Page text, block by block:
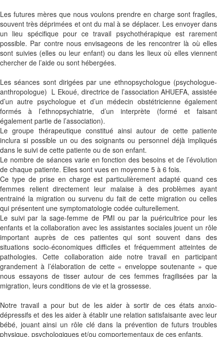
Les futures mères que nous voulons prendre en charge sont fragiles,
souvent très déprimées et ont du mal à se déplacer. Les envoyer dans
un lieu spécifique pour ce travail psychothérapique est rarement
possible. Par contre nous envisageons de les rencontrer là où elles
sont suivies (elles ou leur enfant) ou dans les lieux où elles viennent
chercher de l’aide ou sont hébergées.
Les séances sont dirigées par une ethnopsychologue (psychologue-
anthropologue) L Ekoué, directrice de l’association AHUEFA, assistée
d’un autre psychologue et d’un médecin obstétricienne également
formés à l’ethnopsychiatrie, d’un interprète (formé et faisant
également partie de l’association).
Le groupe thérapeutique constitué ainsi autour de cette patiente
inclura si possible un ou des soignants ou personnel déjà impliqués
dans le suivi de cette patiente ou de son enfant.
Le nombre de séances varie en fonction des besoins et de l’évolution
de chaque patiente. Elles sont vues en moyenne 5 à 6 fois.
Ce type de prise en charge est particulièrement adapté quand ces
femmes relient directement leur malaise à des problèmes ayant
entrainé la migration ou survenu du fait de cette migration ou celles
qui présentent une symptomatologie codée culturellement.
Le suivi par la sage-femme de PMI ou par la puéricultrice pour les
enfants et la collaboration avec les assistantes sociales jouent un rôle
important auprès de ces patientes qui sont souvent dans des
situations socio-économiques difficiles et fréquemment atteintes de
pathologies. Cette collaboration aide notre travail en participant
grandement à l’élaboration de cette « enveloppe soutenante » que
nous essayons de tisser autour de ces femmes fragilisées par la
migration, leurs conditions de vie et la grossesse.
Notre travail a pour but de les aider à sortir de ces états anxio-
dépressifs et des les aider à établir une relation satisfaisante avec leur
bébé, jouant ainsi un rôle clé dans la prévention de futurs troubles
physique, psychologiques et/ou comportementaux de ces enfants.